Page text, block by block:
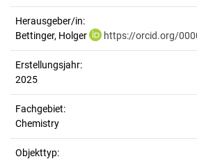
Herausgeber/in:
Bettinger, Holger
https://orcid.org/
Erstellungsjahr:
2025
Fachgebiet:
Chemistry
Objekttyp: